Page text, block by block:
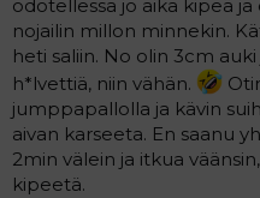
odotellessa jo aika kipeä ja
nojailin millon minnekin.
heti saliin. No olin 3cm
h*lvettiä, niin vähän.
jumppapallolla ja kävin
aivan karseeta. En saanu
2min välein ja itkua
kipeetä.